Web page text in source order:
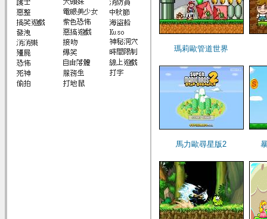
瑪莉歐管道世界
馬力歐尋星版2